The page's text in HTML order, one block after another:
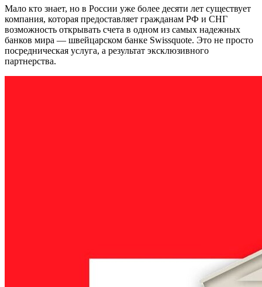
Мало кто знает, но в России уже более десяти лет существует
компания, которая предоставляет гражданам РФ и СНГ
возможность открывать счета в одном из самых надежных
банков мира — швейцарском банке Swissquote. Это не просто
посредническая услуга, а результат эксклюзивного
партнерства.